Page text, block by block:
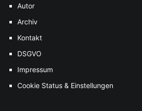
Autor
Archiv
Kontakt
DSGVO
Impressum
Cookie Status & Einstellungen